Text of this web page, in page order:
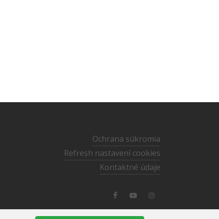
Ochrana súkromia
Refresh nastavení cookies
Kontaktné údaje